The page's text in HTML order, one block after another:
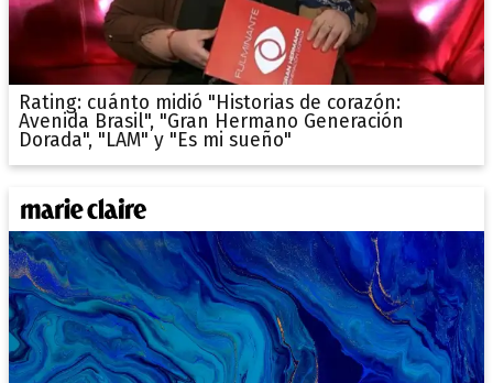
Rating: cuánto midió "Historias de corazón:
Avenida Brasil", "Gran Hermano Generación
Dorada", "LAM" y "Es mi sueño"